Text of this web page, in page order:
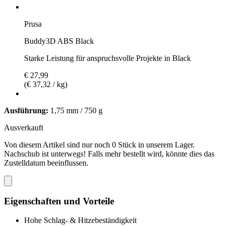
Prusa
Buddy3D ABS Black
Starke Leistung für anspruchsvolle Projekte in Black
€ 27,99
(€ 37,32 / kg)
Ausführung: 1,75 mm / 750 g
Ausverkauft
Von diesem Artikel sind nur noch 0 Stück in unserem Lager.
Nachschub ist unterwegs! Falls mehr bestellt wird, könnte dies das
Zustelldatum beeinflussen.
Eigenschaften und Vorteile
Hohe Schlag- & Hitzebeständigkeit